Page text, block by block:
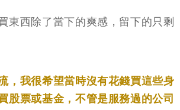
東西除了當下的爽感，留下的只剩
，我很希望當時沒有花錢買這些身
股票或基金，不管是服務過的公司